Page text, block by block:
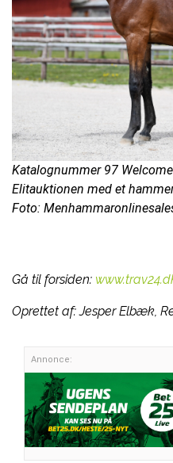
Katalognummer 97
Elitauktionen med et
Foto:
Gå til forsiden:
Oprettet af:Jesper Elbæk,
Annonce: